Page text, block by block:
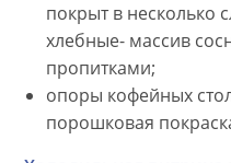
покрыт в несколько
хлебные- массив
пропитками;
опоры кофейных
порошковая